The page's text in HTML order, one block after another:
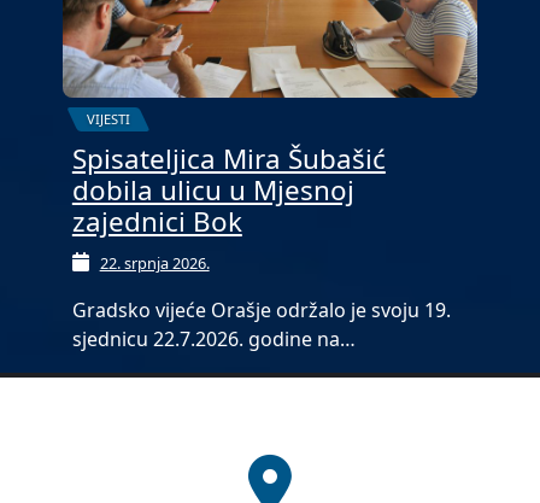
VIJESTI
Spisateljica Mira Šubašić
dobila ulicu u Mjesnoj
zajednici Bok
22. srpnja 2026.
Gradsko vijeće Orašje održalo je svoju 19.
sjednicu 22.7.2026. godine na…